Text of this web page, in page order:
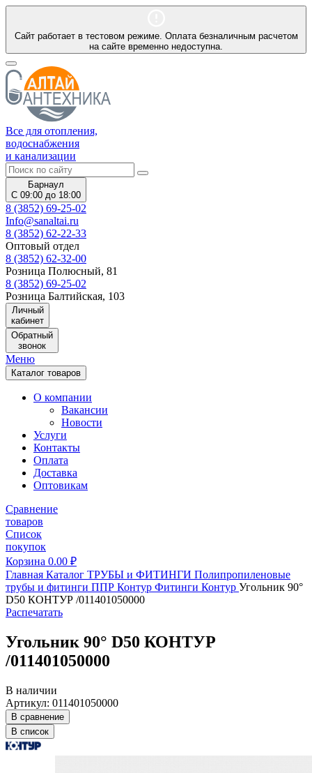
Сайт работает в тестовом режиме. Оплата безналичным расчетом
на сайте временно недоступна.
Все для отопления,
водоснабжения
и канализации
Барнаул
С 09:00 до 18:00
8 (3852) 69-25-02
Info@sanaltai.ru
8 (3852) 62-22-33
Оптовый отдел
8 (3852) 62-32-00
Розница Полюсный, 81
8 (3852) 69-25-02
Розница Балтийская, 103
Личный
кабинет
Обратный
звонок
Меню
Каталог товаров
О компании
Вакансии
Новости
Услуги
Контакты
Оплата
Доставка
Оптовикам
Сравнение
товаров
Список
покупок
Корзина 0.00 ₽
Главная Каталог ТРУБЫ и ФИТИНГИ Полипропиленовые
трубы и фитинги ППР Контур Фитинги Контур Угольник 90°
D50 КОНТУР /011401050000
Распечатать
Угольник 90° D50 КОНТУР
/011401050000
В наличии
Артикул: 011401050000
В сравнение
В список